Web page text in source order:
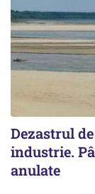
Dezastrul
industrie.
anulate